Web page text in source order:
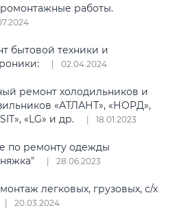
работы.
бытовой техники и
02.04.2024
ремонт холодильников и
«АТЛАНТ», «НОРД»,
«LG» и др.
18.01.2023
по ремонту одежды
28.06.2023
легковых, грузовых, с/х
20.03.2024